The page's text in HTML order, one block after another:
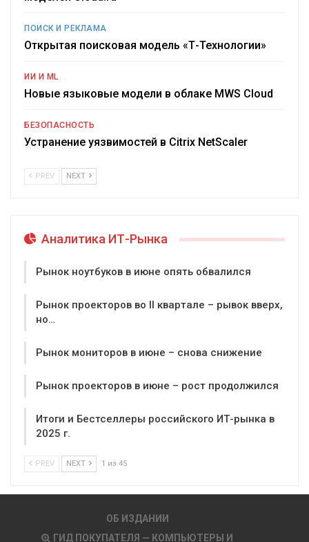
ПОИСК И РЕКЛАМА
Открытая поисковая модель «Т-Технологии»
ИИ И ML
Новые языковые модели в облаке MWS Cloud
БЕЗОПАСНОСТЬ
Устранение уязвимостей в Citrix NetScaler
PREV NEXT
Аналитика ИТ-Рынка
Рынок ноутбуков в июне опять обвалился
Рынок проекторов во II квартале – рывок вверх,
но…
Рынок мониторов в июне – снова снижение
Рынок проекторов в июне – рост продолжился
Итоги и Бестселлеры российского ИТ-рынка в
2025 г.
PREV NEXT 1 из 45
ОБ ИЗДАНИИ
ГИД ПОКУПАТЕЛЯ — КОМПЬЮТЕРЫ И